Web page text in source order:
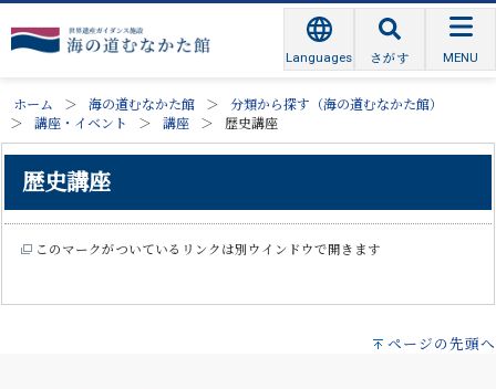
Languages さがす MENU
ホーム 海の道むなかた館
分類から探す（海の道むなかた館）
講座・イベント
講座 歴史講座
歴史講座
このマークがついているリンクは別ウインドウで開きます
ページの先頭へ